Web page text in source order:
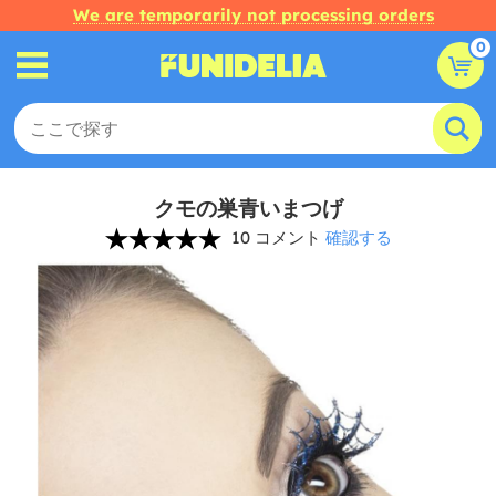
We are temporarily not processing orders
0
クモの巣青いまつげ
10 コメント 確認する